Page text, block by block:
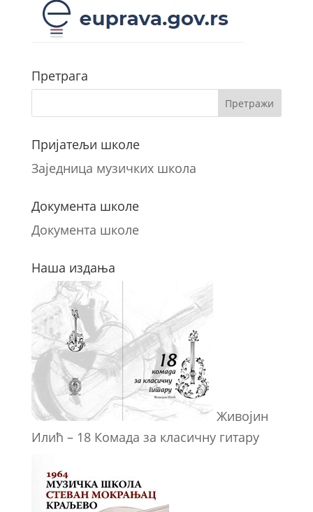
Претрага
Пријатељи школе
Заједница музичких школа
Документа школе
Документа школе
Наша издања
Живојин
Илић – 18 Комада за класичну гитару